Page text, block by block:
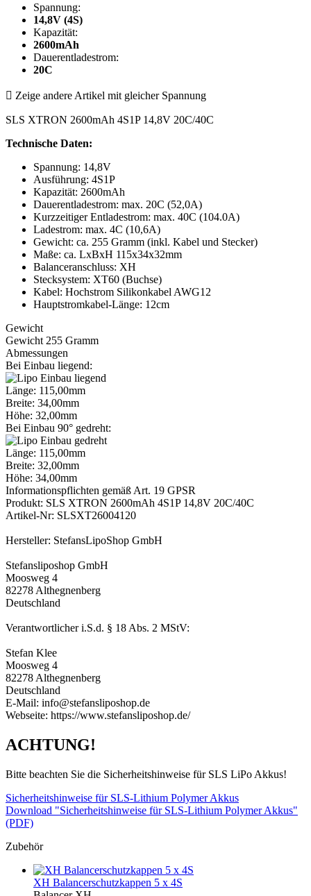
Spannung:
14,8V (4S)
Kapazität:
2600mAh
Dauerentladestrom:
20C
 Zeige andere Artikel mit gleicher Spannung
SLS XTRON 2600mAh 4S1P 14,8V 20C/40C
Technische Daten:
Spannung: 14,8V
Ausführung: 4S1P
Kapazität: 2600mAh
Dauerentladestrom: max. 20C (52,0A)
Kurzzeitiger Entladestrom: max. 40C (104.0A)
Ladestrom: max. 4C (10,6A)
Gewicht: ca. 255 Gramm (inkl. Kabel und Stecker)
Maße: ca. LxBxH 115x34x32mm
Balanceranschluss: XH
Stecksystem: XT60 (Buchse)
Kabel: Hochstrom Silikonkabel AWG12
Hauptstromkabel-Länge: 12cm
Gewicht
Gewicht 255 Gramm
Abmessungen
Bei Einbau liegend:
Länge: 115,00mm
Breite: 34,00mm
Höhe: 32,00mm
Bei Einbau 90° gedreht:
Länge: 115,00mm
Breite: 32,00mm
Höhe: 34,00mm
Informationspflichten gemäß Art. 19 GPSR
Produkt: SLS XTRON 2600mAh 4S1P 14,8V 20C/40C
Artikel-Nr: SLSXT26004120
Hersteller: StefansLipoShop GmbH
Stefansliposhop GmbH
Moosweg 4
82278 Althegnenberg
Deutschland
Verantwortlicher i.S.d. § 18 Abs. 2 MStV:
Stefan Klee
Moosweg 4
82278 Althegnenberg
Deutschland
E-Mail: info@stefansliposhop.de
Webseite: https://www.stefansliposhop.de/
ACHTUNG!
Bitte beachten Sie die Sicherheitshinweise für SLS LiPo Akkus!
Sicherheitshinweise für SLS-Lithium Polymer Akkus
Download "Sicherheitshinweise für SLS-Lithium Polymer Akkus"
(PDF)
Zubehör
XH Balancerschutzkappen 5 x 4S